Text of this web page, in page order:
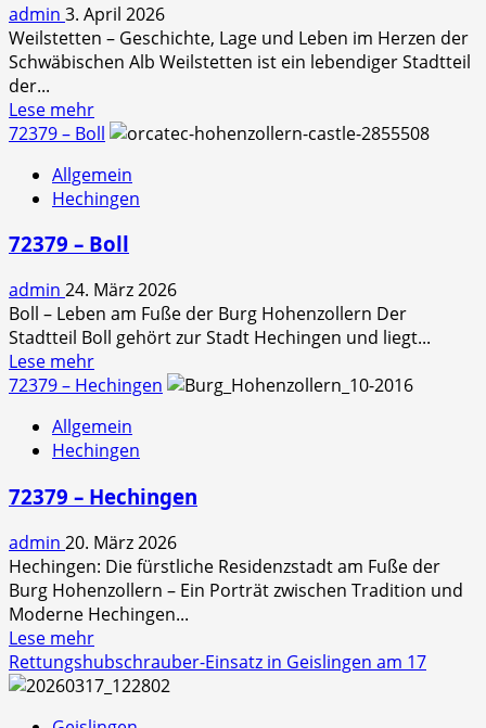
admin 3. April 2026
Weilstetten – Geschichte, Lage und Leben im Herzen der
Schwäbischen Alb Weilstetten ist ein lebendiger Stadtteil
der...
Lese mehrRead
more
72336
–
72379 – Boll
Allgemein
Hechingen
72379 – Boll
admin 24. März 2026
Boll – Leben am Fuße der Burg Hohenzollern Der
Stadtteil Boll gehört zur Stadt Hechingen und liegt...
Lese mehrRead
more
72379
–
72379 – Hechingen
Allgemein
Hechingen
72379 – Hechingen
admin 20. März 2026
Hechingen: Die fürstliche Residenzstadt am Fuße der
Burg Hohenzollern – Ein Porträt zwischen Tradition und
Moderne Hechingen...
Lese mehrRead
more
about
Rettungshubschrauber-Einsatz in Geislingen am 17